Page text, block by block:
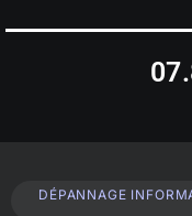
DÉPANNAGE